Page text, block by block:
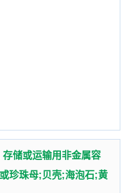
存储或运输用非金属容
珍珠母;贝壳;海泡石;黄